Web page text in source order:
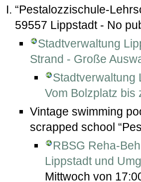
“Pestalozzischule-
59557 Lippstadt - No
Stadtverwaltung
Strand - Große
Stadtverwaltung
Vom Bolzplatz bis
Vintage swimming
scrapped school
RBSG Reha-
Lippstadt und
Mittwoch von